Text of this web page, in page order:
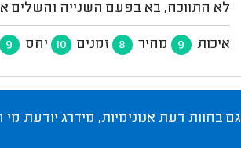
לא התווכח, בא בפעם השנייה והשלים
איכות 9 מחיר 8 זמנים 10 יחס 9
גם בחוות דעת אנונימיות, מידרג יודעת מי